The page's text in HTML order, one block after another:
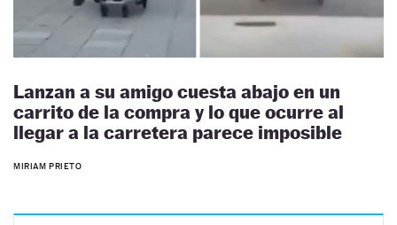
Lanzan a su amigo cuesta abajo en un
carrito de la compra y lo que ocurre al
llegar a la carretera parece imposible
MIRIAM PRIETO